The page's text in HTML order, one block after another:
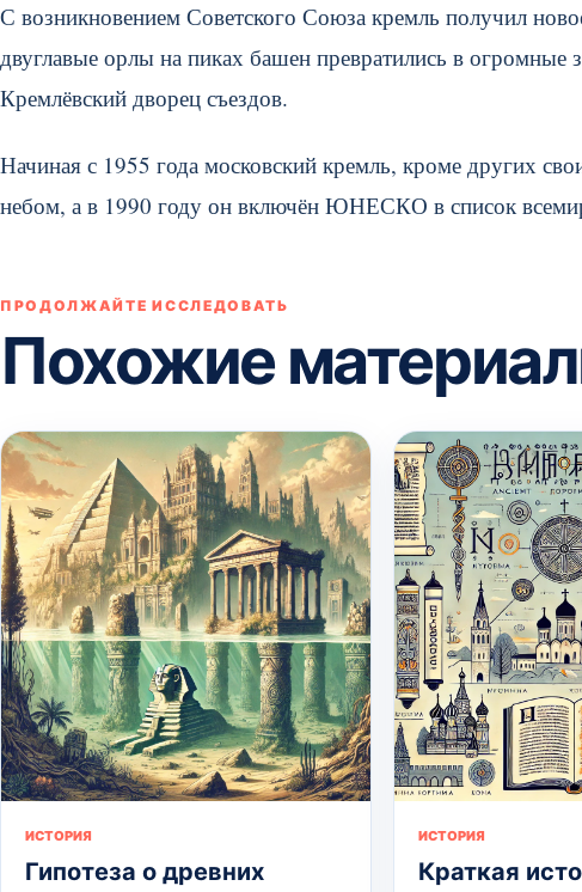
С возникновением Советского Союза кремль получил
двуглавые орлы на пиках башен превратились в огромные
Кремлёвский дворец съездов.
Начиная с 1955 года московский кремль, кроме других
небом, а в 1990 году он включён ЮНЕСКО в список
ПРОДОЛЖАЙТЕ ИССЛЕДОВАТЬ
Похожие
ИСТОРИЯ
Гипотеза о древних
ИСТОРИЯ
Краткая